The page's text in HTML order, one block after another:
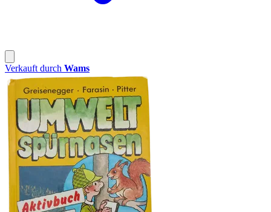
Verkauft durch Wams